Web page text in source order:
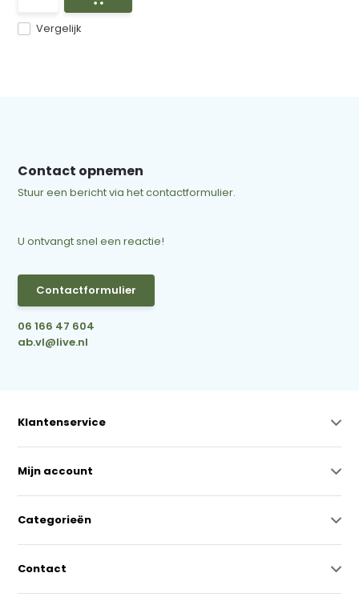
Vergelijk
Contact opnemen
Stuur een bericht via het contactformulier.
U ontvangt snel een reactie!
Contactformulier
06 166 47 604
ab.vl@live.nl
Klantenservice
Mijn account
Categorieën
Contact